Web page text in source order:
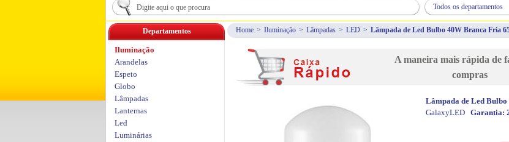
Home > Iluminação > Lâmpadas > LED > Lâmpada de Led Bulbo 40W Branca Fria
A maneira mais rápida de
compras
Lâmpada de Led
GalaxyLED Garantia:
Departamentos
Iluminação
Arandelas
Espeto
Globo
Lâmpadas
Lanternas
Led
Luminárias
Todos os departamentos